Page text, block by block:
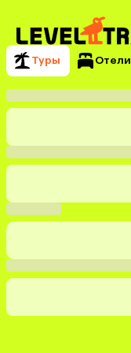
Туры Отели